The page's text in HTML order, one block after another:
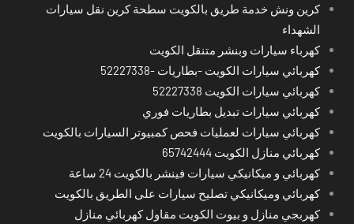
كرين ونش خدمة طريق بالكويت سطحة كرين نقل سيارات
الشهداء
كهرباء سيارات وبنشر متنقل الكويت
كهربائي سيارات الكويت -بطاريات -52227338
كهربائي سيارات الكويت 52227338
كهربائي سيارات تبديل بطاريات فوري
كهربائي سيارات لعمليات فحص كمبيوتر السيارات بالكويت
كهربائي منازل الكويت 65742444
كهربائي و ميكانيكي سيارات فينشر بالكويت 24 ساعة
كهربائي وميكانيكي تصليح سيارات على الطريق بالكويت
كهربجي منازل و بيوت الكويت مقاول كهربائي منازل